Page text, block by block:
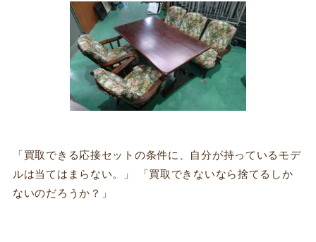
「買取できる応接セットの条件に、自分が持っているモデ
ルは当てはまらない。」 「買取できないなら捨てるしか
ないのだろうか？」